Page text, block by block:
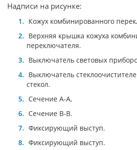
Надписи на рисунке:
Кожух комбинированного
Верхняя крышка кожуха
переключателя.
Выключатель световых
Выключатель
стекол.
Сечение A-A,
Сечение B-B.
Фиксирующий выступ.
Фиксирующий выступ.